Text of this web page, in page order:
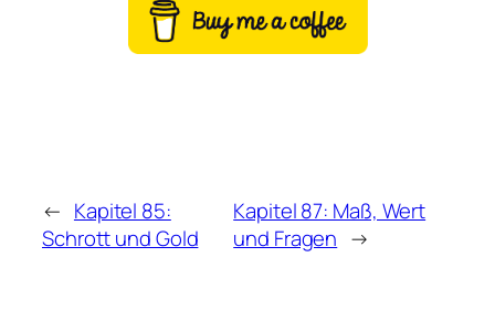
← Kapitel 85:
Schrott und Gold
Kapitel 87: Maß, Wert
und Fragen →